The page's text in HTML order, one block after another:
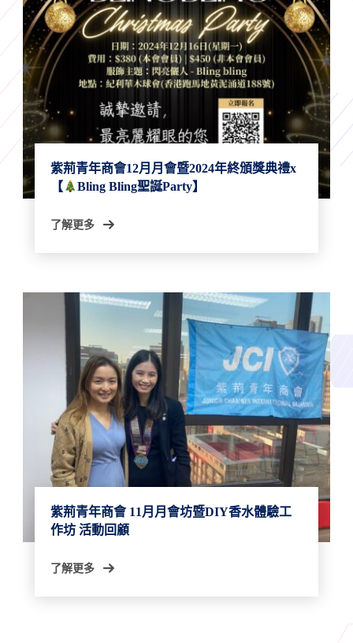
紫荊青年商會12月月會暨2024年終頒獎典禮x
【
Bling Bling聖誕Party】
了解更多
紫荊青年商會 11月月會坊暨DIY香水體驗工
作坊 活動回顧
了解更多